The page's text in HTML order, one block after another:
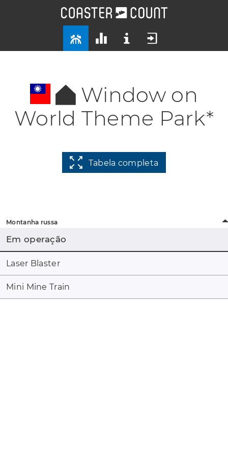
Window on
World Theme Park*
Tabela completa
Montanha russa
Em operação
Laser Blaster
Mini Mine Train